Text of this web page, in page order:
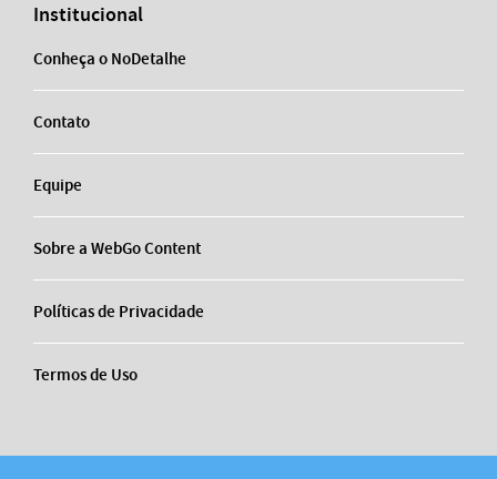
Institucional
Conheça o NoDetalhe
Contato
Equipe
Sobre a WebGo Content
Políticas de Privacidade
Termos de Uso